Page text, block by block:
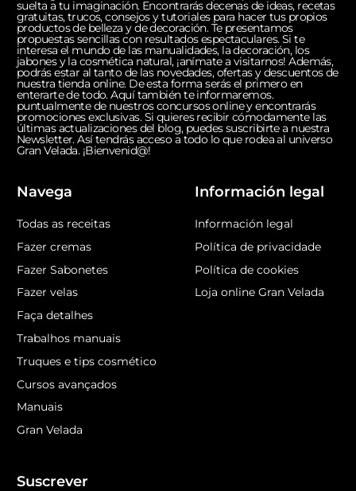
suelta a tu imaginación. Encontrarás decenas de ideas, recetas
gratuitas, trucos, consejos y tutoriales para hacer tus propios
productos de belleza y de decoración. Te presentamos
propuestas sencillas con resultados espectaculares. Si te
interesa el mundo de las manualidades, la decoración, los
jabones y la cosmética natural, ¡anímate a visitarnos! Además,
podrás estar al tanto de las novedades, ofertas y descuentos de
nuestra tienda online. De esta forma serás el primero en
enterarte de todo. Aquí también te informaremos.
puntualmente de nuestros concursos online y encontrarás
promociones exclusivas. Si quieres recibir cómodamente las
últimas actualizaciones del blog, puedes suscribirte a nuestra
Newsletter. Así tendrás acceso a todo lo que rodea al universo
Gran Velada. ¡Bienvenid@!
Navega
Todas as receitas
Fazer cremas
Fazer Sabonetes
Fazer velas
Faça detalhes
Trabalhos manuais
Truques e tips cosmético
Cursos avançados
Manuais
Gran Velada
Información legal
Información legal
Política de privacidade
Política de cookies
Loja online Gran Velada
Suscrever